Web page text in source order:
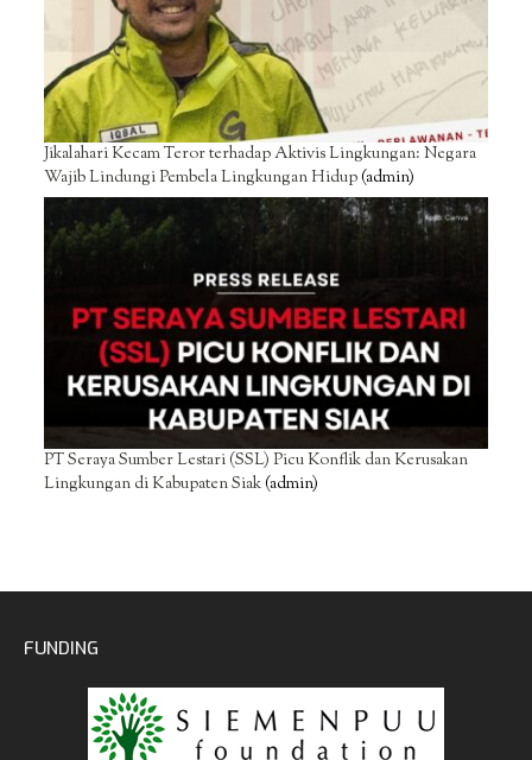
Jikalahari Kecam Teror terhadap Aktivis Lingkungan: Negara
Wajib Lindungi Pembela Lingkungan Hidup(admin)
PT Seraya Sumber Lestari (SSL) Picu Konflik dan Kerusakan
Lingkungan di Kabupaten Siak(admin)
FUNDING